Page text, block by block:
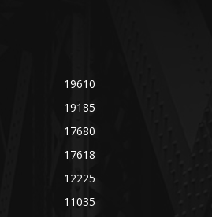
19610
19185
17680
17618
12225
11035